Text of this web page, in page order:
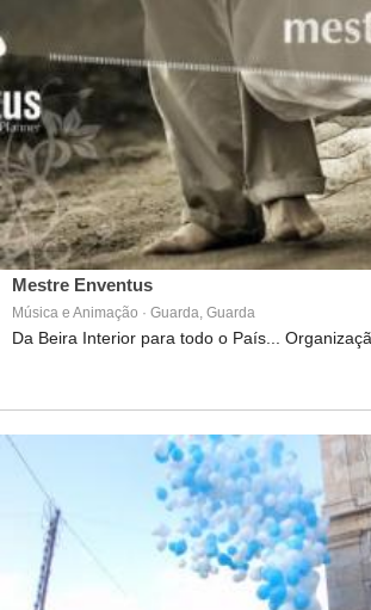
Mestre Enventus
Música e Animação · Guarda, Guarda
Da Beira Interior para todo o País...